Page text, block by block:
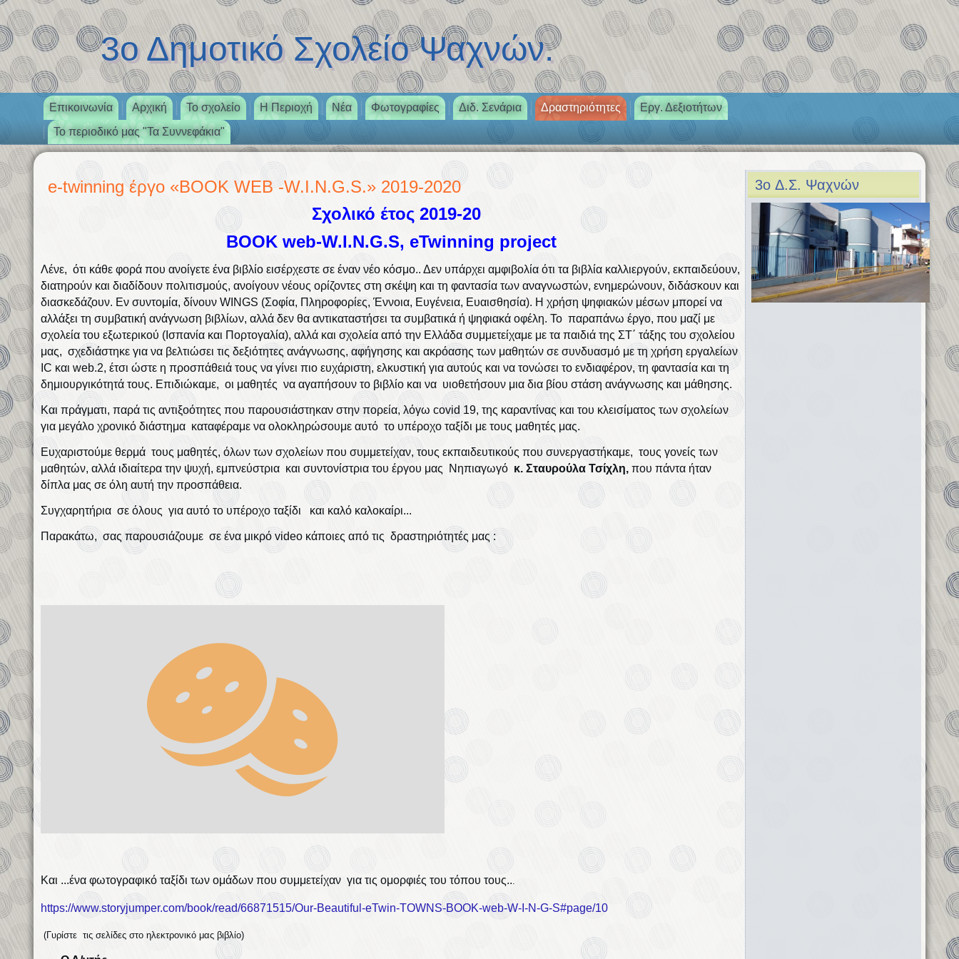
3ο Δημοτικό Σχολείο Ψαχνών.
Επικοινωνία Αρχική Το σχολείο Η Περιοχή Νέα Φωτογραφίες Διδ. Σενάρια Δραστηριότητες
Εργ. Δεξιοτήτων
Το περιοδικό μας "Τα Συννεφάκια"
e-twinning έργο «BOOK WEB -W.I.N.G.S.» 2019-2020
Σχολικό έτος 2019-20
ΒOOK web-W.I.N.G.S, eTwinning project
Λένε, ότι κάθε φορά που ανοίγετε ένα βιβλίο εισέρχεστε σε έναν νέο κόσμο.. Δεν υπάρχει αμφιβολία ότι τα βιβλία καλλιεργούν, εκπαιδεύουν,
διατηρούν και διαδίδουν πολιτισμούς, ανοίγουν νέους ορίζοντες στη σκέψη και τη φαντασία των αναγνωστών, ενημερώνουν, διδάσκουν και
διασκεδάζουν. Εν συντομία, δίνουν WINGS (Σοφία, Πληροφορίες, Έννοια, Ευγένεια, Ευαισθησία). Η χρήση ψηφιακών μέσων μπορεί να
αλλάξει τη συμβατική ανάγνωση βιβλίων, αλλά δεν θα αντικαταστήσει τα συμβατικά ή ψηφιακά οφέλη. Το παραπάνω έργο, που μαζί με
σχολεία του εξωτερικού (Ισπανία και Πορτογαλία), αλλά και σχολεία από την Ελλάδα συμμετείχαμε με τα παιδιά της ΣΤ΄ τάξης του σχολείου
μας, σχεδιάστηκε για να βελτιώσει τις δεξιότητες ανάγνωσης, αφήγησης και ακρόασης των μαθητών σε συνδυασμό με τη χρήση εργαλείων
IC και web.2, έτσι ώστε η προσπάθειά τους να γίνει πιο ευχάριστη, ελκυστική για αυτούς και να τονώσει το ενδιαφέρον, τη φαντασία και τη
δημιουργικότητά τους. Επιδιώκαμε, οι μαθητές να αγαπήσουν το βιβλίο και να υιοθετήσουν μια δια βίου στάση ανάγνωσης και μάθησης.
Και πράγματι, παρά τις αντιξοότητες που παρουσιάστηκαν στην πορεία, λόγω covid 19, της καραντίνας και του κλεισίματος των σχολείων
για μεγάλο χρονικό διάστημα καταφέραμε να ολοκληρώσουμε αυτό το υπέροχο ταξίδι με τους μαθητές μας.
Ευχαριστούμε θερμά τους μαθητές, όλων των σχολείων που συμμετείχαν, τους εκπαιδευτικούς που συνεργαστήκαμε, τους γονείς των
μαθητών, αλλά ιδιαίτερα την ψυχή, εμπνεύστρια και συντονίστρια του έργου μας Νηπιαγωγό κ. Σταυρούλα Τσίχλη, που πάντα ήταν
δίπλα μας σε όλη αυτή την προσπάθεια.
Συγχαρητήρια σε όλους για αυτό το υπέροχο ταξίδι και καλό καλοκαίρι...
Παρακάτω, σας παρουσιάζουμε σε ένα μικρό video κάποιες από τις δραστηριότητές μας :
Και ...ένα φωτογραφικό ταξίδι των ομάδων που συμμετείχαν για τις ομορφιές του τόπου τους...
https://www.storyjumper.com/book/read/66871515/Our-Beautiful-eTwin-TOWNS-BOOK-web-W-I-N-G-S#page/10
(Γυρίστε τις σελίδες στο ηλεκτρονικό μας βιβλίο)
3o Δ.Σ. Ψαχνών